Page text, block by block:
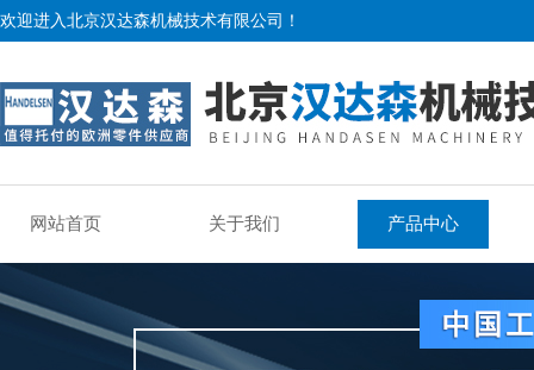
欢迎进入北京汉达森机械技术有限公司！
网站首页 关于我们 产品中心